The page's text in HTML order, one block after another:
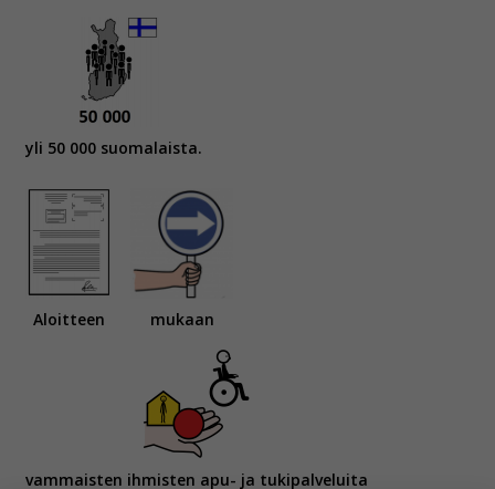
yli 50 000 suomalaista.
Aloitteen mukaan
vammaisten ihmisten apu- ja tukipalveluita